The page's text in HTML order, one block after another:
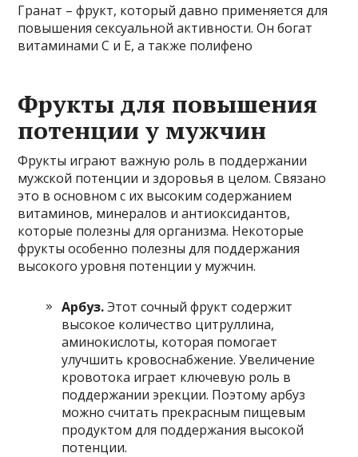
Гранат – фрукт, который давно применяется для
повышения сексуальной активности. Он богат
витаминами С и E, а также полифено
Фрукты для повышения
потенции у мужчин
Фрукты играют важную роль в поддержании
мужской потенции и здоровья в целом. Связано
это в основном с их высоким содержанием
витаминов, минералов и антиоксидантов,
которые полезны для организма. Некоторые
фрукты особенно полезны для поддержания
высокого уровня потенции у мужчин.
Арбуз.Этот сочный фрукт содержит
высокое количество цитруллина,
аминокислоты, которая помогает
улучшить кровоснабжение. Увеличение
кровотока играет ключевую роль в
поддержании эрекции. Поэтому арбуз
можно считать прекрасным пищевым
продуктом для поддержания высокой
потенции.